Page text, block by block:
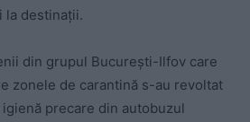
la destinații.
din grupul București-Ilfov care
zonele de carantină s-au revoltat
precare din autobuzul